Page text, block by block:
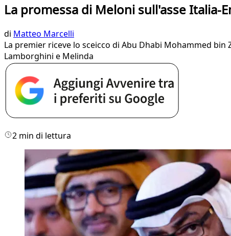
La promessa di Meloni sull'asse Italia-
di Matteo Marcelli
La premier riceve lo sceicco di Abu Dhabi Mohammed
Lamborghini e Melinda
2 min di lettura